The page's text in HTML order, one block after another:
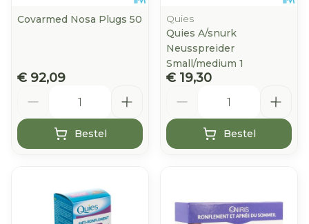
Covarmed Nosa Plugs 50
€ 92,09
Bestel
Quies
Quies A/snurk
Neusspreider
Small/medium 1
€ 19,30
Bestel